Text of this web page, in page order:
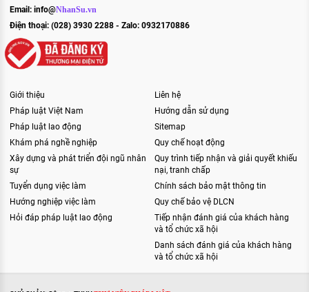
Email: info@NhanSu.vn
Điện thoại: (028) 3930 2288 - Zalo: 0932170886
Giới thiệu
Pháp luật Việt Nam
Pháp luật lao động
Khám phá nghề nghiệp
Xây dựng và phát triển đội ngũ nhân
sự
Tuyển dụng việc làm
Hướng nghiệp việc làm
Hỏi đáp pháp luật lao động
Liên hệ
Hướng dẫn sử dụng
Sitemap
Quy chế hoạt động
Quy trình tiếp nhận và giải quyết khiếu
nại, tranh chấp
Chính sách bảo mật thông tin
Quy chế bảo vệ DLCN
Tiếp nhận đánh giá của khách hàng
và tổ chức xã hội
Danh sách đánh giá của khách hàng
và tổ chức xã hội